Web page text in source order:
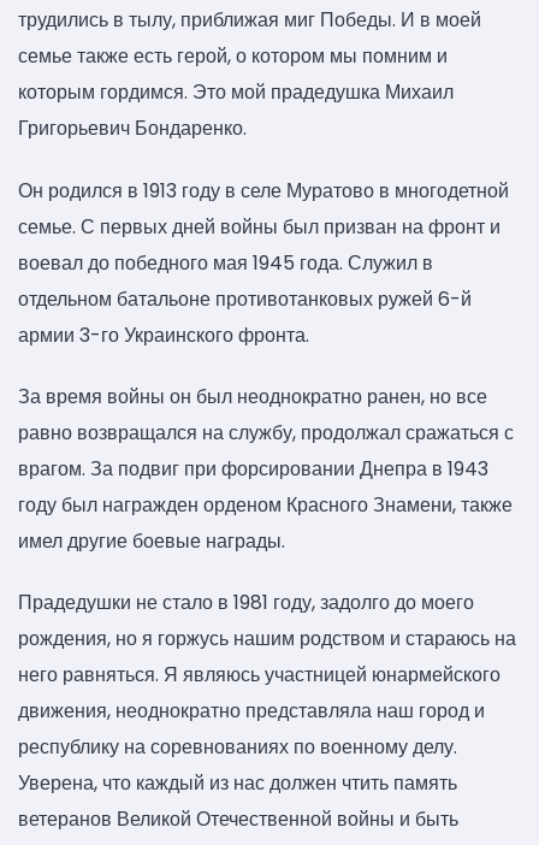
трудились в тылу, приближая миг Победы. И в моей
семье также есть герой, о котором мы помним и
которым гордимся. Это мой прадедушка Михаил
Григорьевич Бондаренко.
Он родился в 1913 году в селе Муратово в многодетной
семье. С первых дней войны был призван на фронт и
воевал до победного мая 1945 года. Служил в
отдельном батальоне противотанковых ружей 6-й
армии 3-го Украинского фронта.
За время войны он был неоднократно ранен, но все
равно возвращался на службу, продолжал сражаться с
врагом. За подвиг при форсировании Днепра в 1943
году был награжден орденом Красного Знамени, также
имел другие боевые награды.
Прадедушки не стало в 1981 году, задолго до моего
рождения, но я горжусь нашим родством и стараюсь на
него равняться. Я являюсь участницей юнармейского
движения, неоднократно представляла наш город и
республику на соревнованиях по военному делу.
Уверена, что каждый из нас должен чтить память
ветеранов Великой Отечественной войны и быть